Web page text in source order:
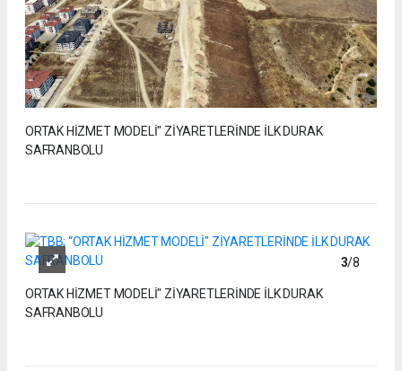
ORTAK HİZMET MODELİ" ZİYARETLERİNDE İLK DURAK
SAFRANBOLU
3/8
ORTAK HİZMET MODELİ" ZİYARETLERİNDE İLK DURAK
SAFRANBOLU